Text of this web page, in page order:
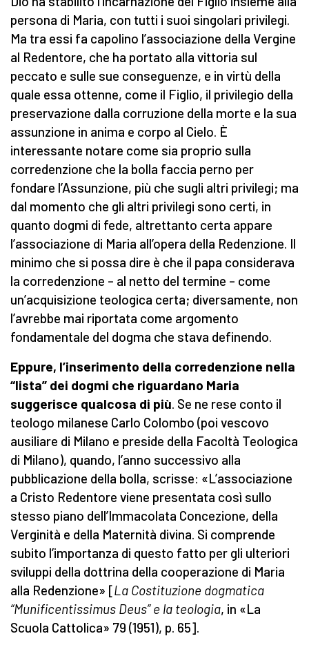
persona di Maria, con tutti i suoi singolari privilegi.
Ma tra essi fa capolino l’associazione della Vergine
al Redentore, che ha portato alla vittoria sul
peccato e sulle sue conseguenze, e in virtù della
quale essa ottenne, come il Figlio, il privilegio della
preservazione dalla corruzione della morte e la sua
assunzione in anima e corpo al Cielo. È
interessante notare come sia proprio sulla
corredenzione che la bolla faccia perno per
fondare l’Assunzione, più che sugli altri privilegi; ma
dal momento che gli altri privilegi sono certi, in
quanto dogmi di fede, altrettanto certa appare
l’associazione di Maria all’opera della Redenzione. Il
minimo che si possa dire è che il papa considerava
la corredenzione – al netto del termine – come
un’acquisizione teologica certa; diversamente, non
l’avrebbe mai riportata come argomento
fondamentale del dogma che stava definendo.
Eppure, l’inserimento della corredenzione nella
“lista” dei dogmi che riguardano Maria
suggerisce qualcosa di più. Se ne rese conto il
teologo milanese Carlo Colombo (poi vescovo
ausiliare di Milano e preside della Facoltà Teologica
di Milano), quando, l’anno successivo alla
pubblicazione della bolla, scrisse: «L’associazione
a Cristo Redentore viene presentata così sullo
stesso piano dell’Immacolata Concezione, della
Verginità e della Maternità divina. Si comprende
subito l’importanza di questo fatto per gli ulteriori
sviluppi della dottrina della cooperazione di Maria
alla Redenzione» [La Costituzione dogmatica
“Munificentissimus Deus” e la teologia, in «La
Scuola Cattolica» 79 (1951), p. 65].